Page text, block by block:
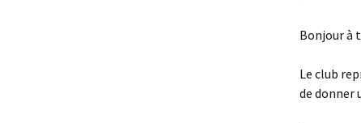
Bonjour à
Le club
de donner